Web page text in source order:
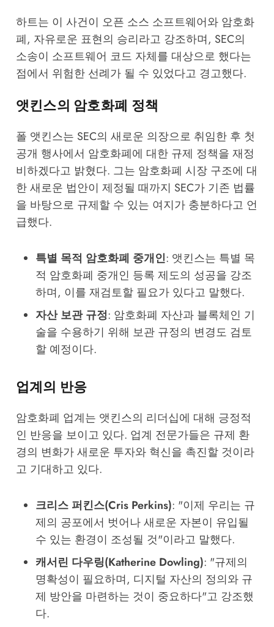
하트는 이 사건이 오픈 소스 소프트웨어와 암호화
폐, 자유로운 표현의 승리라고 강조하며, SEC의
소송이 소프트웨어 코드 자체를 대상으로 했다는
점에서 위험한 선례가 될 수 있었다고 경고했다.
앳킨스의 암호화폐 정책
폴 앳킨스는 SEC의 새로운 의장으로 취임한 후 첫
공개 행사에서 암호화폐에 대한 규제 정책을 재정
비하겠다고 밝혔다. 그는 암호화폐 시장 구조에 대
한 새로운 법안이 제정될 때까지 SEC가 기존 법률
을 바탕으로 규제할 수 있는 여지가 충분하다고 언
급했다.
특별 목적 암호화폐 중개인: 앳킨스는 특별 목
적 암호화폐 중개인 등록 제도의 성공을 강조
하며, 이를 재검토할 필요가 있다고 말했다.
자산 보관 규정: 암호화폐 자산과 블록체인 기
술을 수용하기 위해 보관 규정의 변경도 검토
할 예정이다.
업계의 반응
암호화폐 업계는 앳킨스의 리더십에 대해 긍정적
인 반응을 보이고 있다. 업계 전문가들은 규제 환
경의 변화가 새로운 투자와 혁신을 촉진할 것이라
고 기대하고 있다.
크리스 퍼킨스(Cris Perkins): "이제 우리는 규
제의 공포에서 벗어나 새로운 자본이 유입될
수 있는 환경이 조성될 것"이라고 말했다.
캐서린 다우링(Katherine Dowling): "규제의
명확성이 필요하며, 디지털 자산의 정의와 규
제 방안을 마련하는 것이 중요하다"고 강조했
다.